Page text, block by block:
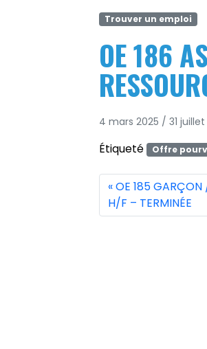
Trouver un emploi
OE 186
4 mars 2025 / 31
Étiqueté Offre
OE 185 GARÇON
H/F – TERMINÉE